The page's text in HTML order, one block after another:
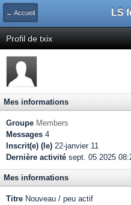
← Accueil LS
Profil de txix
Mes informations
Groupe Members
Messages 4
Inscrit(e) (le) 22-janvier 11
Dernière activité sept. 05 2025
Mes informations
Titre Nouveau / peu actif